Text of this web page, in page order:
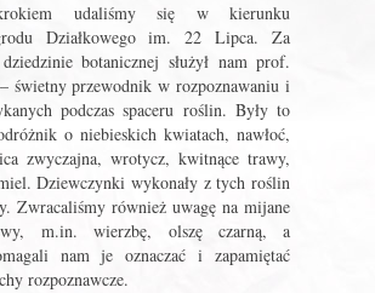
udaliśmy się w kierunku
Działkowego im. 22 Lipca. Za
botanicznej służył nam prof.
świetny przewodnik w rozpoznawaniu i
podczas spaceru roślin. Były to
o niebieskich kwiatach, nawłoć,
zwyczajna, wrotycz, kwitnące trawy,
Dziewczynki wykonały z tych roślin
Zwracaliśmy również uwagę na mijane
m.in. wierzbę, olszę czarną, a
nam je oznaczać i zapamiętać
rozpoznawcze.